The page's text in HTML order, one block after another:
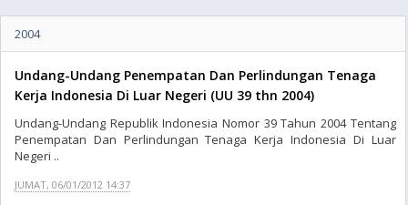
2004
Undang-Undang Penempatan Dan Perlindungan Tenaga
Kerja Indonesia Di Luar Negeri (UU 39 thn 2004)
Undang-Undang Republik Indonesia Nomor 39 Tahun 2004 Tentang
Penempatan Dan Perlindungan Tenaga Kerja Indonesia Di Luar
Negeri ..
JUMAT, 06/01/2012 14:37